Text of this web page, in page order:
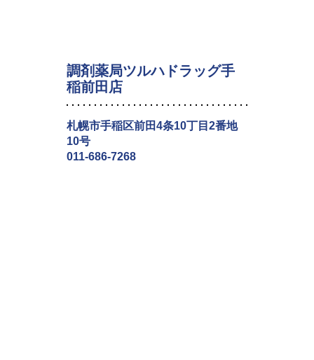
調剤薬局ツルハドラッグ手
稲前田店
札幌市手稲区前田4条10丁目2番地
10号
011-686-7268